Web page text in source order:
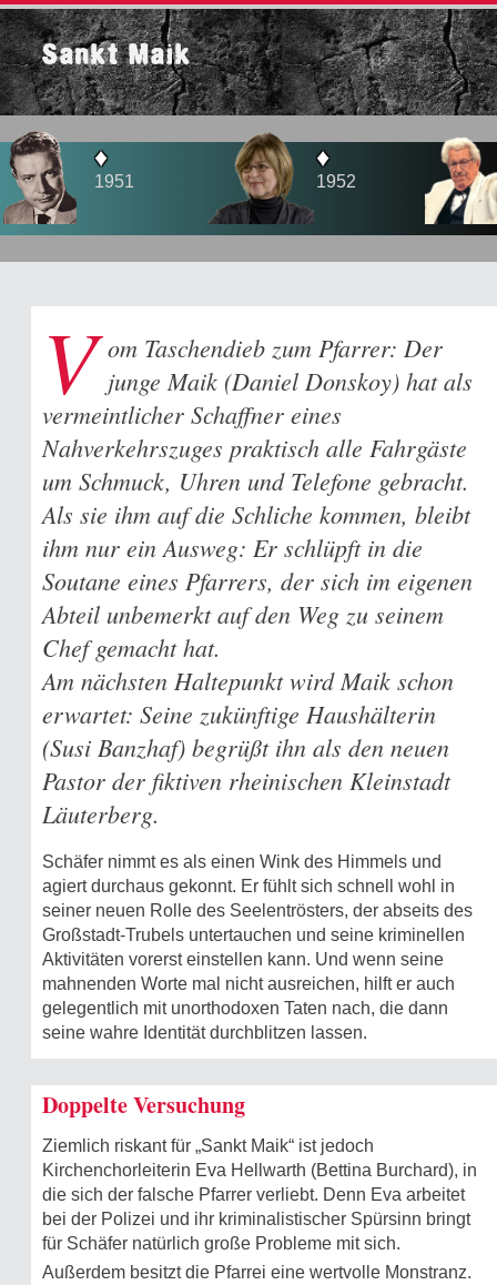
Sankt Maik
♦
1951
♦
1952
♦
1956
V om Taschendieb zum Pfarrer: Der
junge Maik (Daniel Donskoy) hat als
vermeintlicher Schaffner eines
Nahverkehrszuges praktisch alle Fahrgäste
um Schmuck, Uhren und Telefone gebracht.
Als sie ihm auf die Schliche kommen, bleibt
ihm nur ein Ausweg: Er schlüpft in die
Soutane eines Pfarrers, der sich im eigenen
Abteil unbemerkt auf den Weg zu seinem
Chef gemacht hat.
Am nächsten Haltepunkt wird Maik schon
erwartet: Seine zukünftige Haushälterin
(Susi Banzhaf) begrüßt ihn als den neuen
Pastor der fiktiven rheinischen Kleinstadt
Läuterberg.
Schäfer nimmt es als einen Wink des Himmels und
agiert durchaus gekonnt. Er fühlt sich schnell wohl in
seiner neuen Rolle des Seelentrösters, der abseits des
Großstadt-Trubels untertauchen und seine kriminellen
Aktivitäten vorerst einstellen kann. Und wenn seine
mahnenden Worte mal nicht ausreichen, hilft er auch
gelegentlich mit unorthodoxen Taten nach, die dann
seine wahre Identität durchblitzen lassen.
Doppelte Versuchung
Ziemlich riskant für „Sankt Maik“ ist jedoch
Kirchenchorleiterin Eva Hellwarth (Bettina Burchard), in
die sich der falsche Pfarrer verliebt. Denn Eva arbeitet
bei der Polizei und ihr kriminalistischer Spürsinn bringt
für Schäfer natürlich große Probleme mit sich.
Außerdem besitzt die Pfarrei eine wertvolle Monstranz.